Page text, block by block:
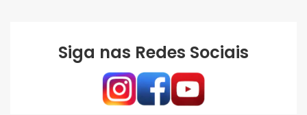
Siga nas Redes Sociais